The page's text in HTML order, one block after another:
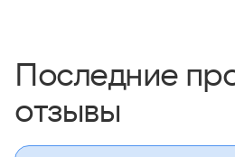
Последние
отзывы